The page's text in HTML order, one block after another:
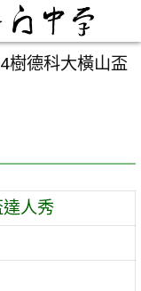
樹德科大橫山盃
人秀